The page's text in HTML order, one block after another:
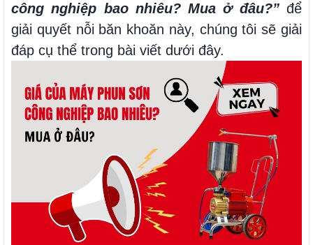
công nghiệp bao nhiêu? Mua ở đâu?” để
giải quyết nỗi băn khoăn này, chúng tôi sẽ giải
đáp cụ thể trong bài viết dưới đây.